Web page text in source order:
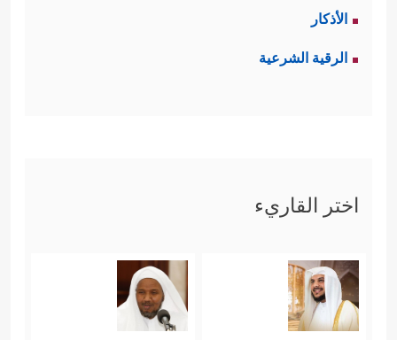
الأذكار
الرقية الشرعية
اختر القاريء